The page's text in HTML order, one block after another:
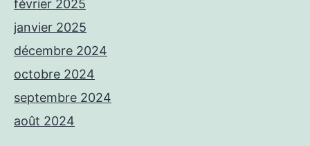
février 2025
janvier 2025
décembre 2024
octobre 2024
septembre 2024
août 2024